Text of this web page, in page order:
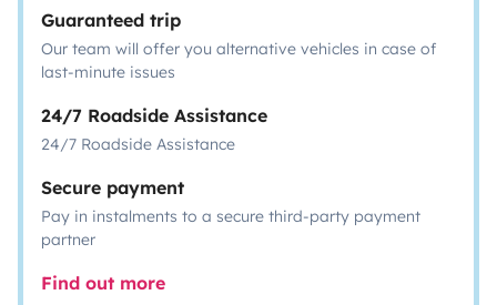
Guaranteed trip
Our team will offer you alternative vehicles in case of
last-minute issues
24/7 Roadside Assistance
24/7 Roadside Assistance
Secure payment
Pay in instalments to a secure third-party payment
partner
Find out more